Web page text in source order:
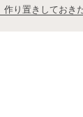
り置きしておき